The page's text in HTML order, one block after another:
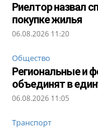
Риелтор назвал
покупке жилья
06.08.2026 11:20
Общество
Региональные и
объединят в
06.08.2026 11:05
Транспорт